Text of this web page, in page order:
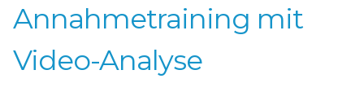
Annahmetraining mit
Video-Analyse